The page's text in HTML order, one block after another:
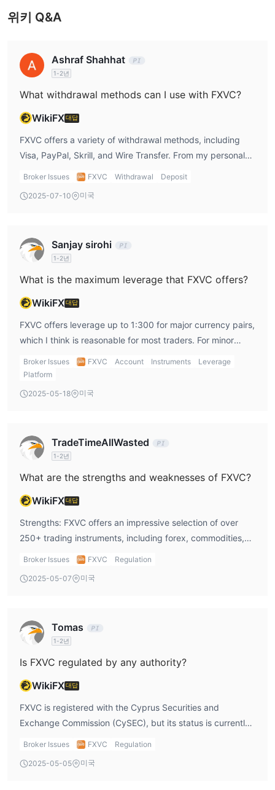
스틀리와 같은 방법을 통해 자금을 인출할 수도 있습니다. 사용자가
고객 지원
FXVC월요일부터 금요일까지 오전 03:00부터 오후 17:00까지 이용
할 수 있는 놀라운 고객 지원 데스크가 인상적입니다. 거래자는 이메
자에게 연락할 수 있습니다. 트레이더는 사이트를 직접 방문하여 설
문지를 작성하면 담당자가 24시간 이내에 답변을 드릴 것입니다. 이
사이트는 또한 온라인 거래를 지원하는 비디오 코스 및 전자책과 함
위키 Q&A
Ashraf Shahhat
1-2년
What withdrawal methods can I use with FXVC?
WikiFX대답
FXVC offers a variety of withdrawal methods, including
Visa, PayPal, Skrill, and Wire Transfer. From my personal
experience, PayPal and Skrill have been the fastest
However, if I use wire transfers, they can take 2-5
but I’d recommend using faster methods like PayPal if
immediate access to funds is important.
Broker Issues FXVC Withdrawal Deposit
2025-07-10 미국
Sanjay sirohi
1-2년
What is the maximum leverage that FXVC offers?
WikiFX대답
FXVC offers leverage up to 1:300 for major currency pairs,
which I think is reasonable for most traders. For minor
pairs, the leverage is capped at 1:200, which might be
limiting for traders like me who are used to higher
major pairs gives me a good balance of risk and reward. I
strategies.
Broker Issues FXVC Account Instruments
Leverage
Platform
2025-05-18 미국
TradeTimeAllWasted
1-2년
What are the strengths and weaknesses of FXVC?
WikiFX대답
Strengths: FXVC offers an impressive selection of over
250+ trading instruments, including forex, commodities,
crypto, and stocks. From my perspective as a trader,
significant advantage. The tiered account structure allows
downside is its "Unsubscribed" regulatory status. In my
opinion, this reduces the trust factor significantly, and I
would be more cautious about depositing larger sums with
support popular platforms like MT4 or MT5, which limits its
appeal to traders used to these widely-recognized tools.
Broker Issues FXVC Regulation
2025-05-07 미국
Tomas
1-2년
Is FXVC regulated by any authority?
WikiFX대답
FXVC is registered with the Cyprus Securities and
Exchange Commission (CySEC), but its status is currently
“Unsubscribed.” This means that FXVC was once
From my personal experience and in reviewing FXVC
Broker Issues FXVC Regulation
2025-05-05 미국